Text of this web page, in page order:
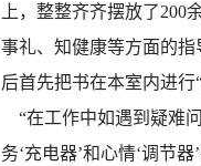
上，整整齐齐摆放了
事礼、知健康等方面的
后首先把书在本室内进
“在工作中如遇到疑难
务‘充电器’和心情‘调节